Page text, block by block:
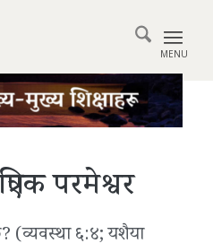
परमेश्वर
(व्यवस्था ६:४; यशैया